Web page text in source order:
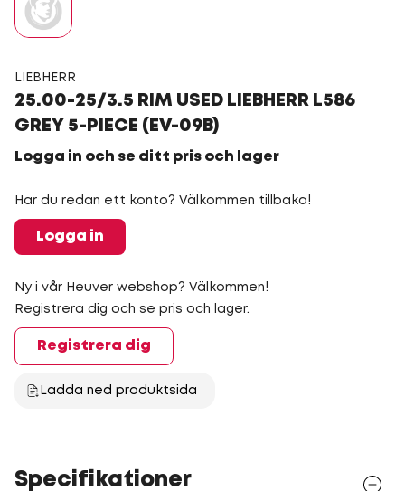
LIEBHERR
25.00-25/3.5 RIM USED LIEBHERR L586
GREY 5-PIECE (EV-09B)
Logga in och se ditt pris och lager
Har du redan ett konto? Välkommen tillbaka!
Logga in
Ny i vår Heuver webshop? Välkommen!
Registrera dig och se pris och lager.
Registrera dig
Ladda ned produktsida
Specifikationer